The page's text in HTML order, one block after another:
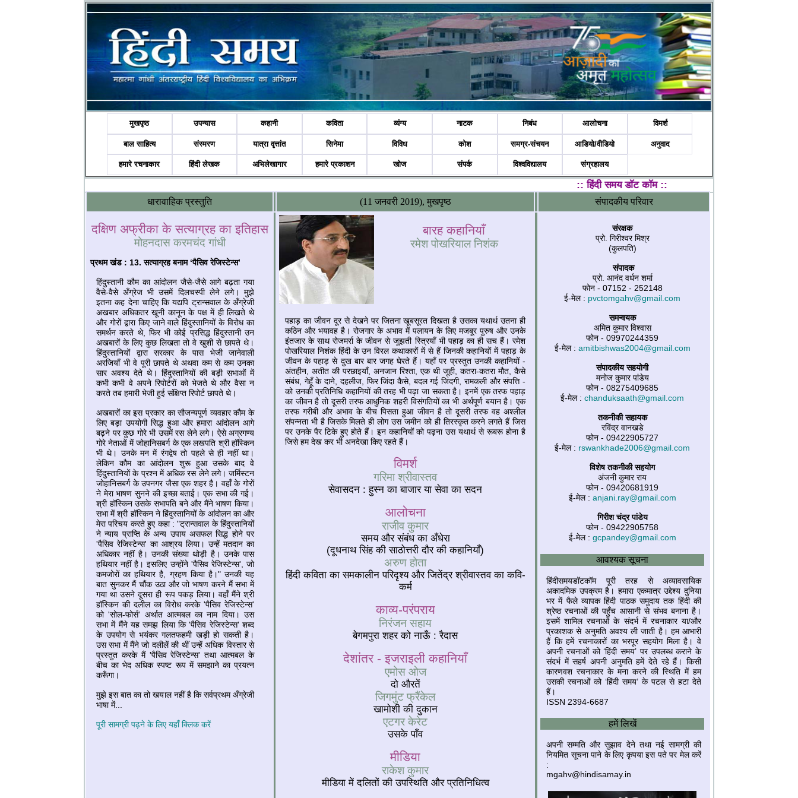
मुखपृष्ठ उपन्यास कहानी कविता व्यंग्य नाटक निबंध आलोचना विमर्श
बाल साहित्य संस्मरण यात्रा वृत्तांत सिनेमा विविध कोश समग्र-संचयन आडियो/वीडियो अनुवाद
हमारे रचनाकार हिंदी लेखक अभिलेखागार हमारे प्रकाशन खोज संपर्क विश्वविद्यालय संग्रहालय
::हिंदी समय डॉट कॉम::
धारावाहिक प्रस्तुति (11 जनवरी 2019), मुखपृष्ठ संपादकीय परिवार
दक्षिण अफ्रीका के सत्याग्रह का इतिहास
मोहनदास करमचंद गांधी
प्रथम खंड : 13. सत्‍याग्रह बनाम ‘पैसिव रेजिस्‍टेन्‍स’
हिंदुस्‍तानी कौम का आंदोलन जैसे-जैसे आगे बढ़ता गया
वैसे-वैसे अँग्रेज भी उसमें दिलचस्‍पी लेने लगे। मुझे
इतना कह देना चाहिए कि यद्यपि ट्रान्‍सवाल के अँग्रेजी
अखबार अधिकतर खूनी कानून के पक्ष में ही लिखते थे
और गोरों द्वारा किए जाने वाले हिंदुस्‍तानियों के विरोध का
समर्थन करते थे, फिर भी कोई प्रसिद्ध हिंदुस्‍तानी उन
अखबारों के लिए कुछ लिखता तो वे खुशी से छापते थे।
हिंदुस्‍तानियों द्वारा सरकार के पास भेजी जानेवाली
अरजियाँ भी वे पूरी छापते थे अथवा कम से कम उनका
सार अवश्‍य देते थे। हिंदुस्‍तानियों की बड़ी सभाओं में
कभी कभी वे अपने रिपोर्टरों को भेजते थे और वैसा न
करते तब हमारी भेजी हुई संक्षिप्‍त रिपोर्ट छापते थे।
अखबारों का इस प्रकार का सौजन्‍यपूर्ण व्‍यवहार कौम के
लिए बड़ा उपयोगी सिद्ध हुआ और हमारा आंदोलन आगे
बढ़ने पर कुछ गोरे भी उसमें रस लेने लगे। ऐसे अग्रगण्‍य
गोरे नेताओं में जोहानिसबर्ग के एक लखपति श्री हॉस्किन
भी थे। उनके मन में रंगद्वेष तो पहले से ही नहीं था।
लेकिन कौम का आंदोलन शुरू हुआ उसके बाद वे
हिंदुस्‍तानियों के प्रश्‍न में अधिक रस लेने लगे। जर्मिस्‍टन
जोहानिसबर्ग के उपनगर जैसा एक शहर है। वहाँ के गोरों
ने मेरा भाषण सुनने की इच्‍छा बताई। एक सभा की गई।
श्री हॉस्किन उसके सभापति बने और मैंने भाषण किया।
सभा में श्री हॉस्किन ने हिंदुस्‍तानियों के आंदोलन का और
मेरा परिचय करते हुए कहा : "ट्रान्‍सवाल के हिंदुस्‍तानियों
ने न्‍याय प्राप्ति के अन्‍य उपाय असफल सिद्ध होने पर
'पैसिव रेजिस्‍टेन्‍स' का आश्रय लिया। उन्‍हें मतदान का
अधिकार नहीं है। उनकी संख्‍या थोड़ी है। उनके पास
हथियार नहीं है। इसलिए उन्‍होंने 'पैसिव रेजिस्‍टेन्‍स', जो
कमजोरों का हथियार है, ग्रहण किया है।" उनकी यह
बात सुनकर मैं चौंक उठा और जो भाषण करने मैं सभा में
गया था उसने दूसरा ही रूप पकड़ लिया। वहाँ मैंने श्री
हॉस्किन की दलील का विरोध करके 'पैसिव रेजिस्‍टेन्‍स'
को 'सोल-फोर्स' अर्थात आत्‍मबल का नाम दिया। उस
सभा में मैंने यह समझ लिया कि 'पैसिव रेजिस्‍टेन्‍स' शब्‍द
के उपयोग से भयंकर गलतफहमी खड़ी हो सकती है।
उस सभा में मैंने जो दलीलें की थीं उन्‍हें अधिक विस्‍तार से
प्रस्‍तुत करके मैं 'पैसिव रेजिस्‍टेन्‍स' तथा आत्‍मबल के
बीच का भेद अधिक स्‍पष्‍ट रूप में समझाने का प्रयत्‍न
करूँगा।
मुझे इस बात का तो खयाल नहीं है कि सर्वप्रथम अँग्रेजी
भाषा में...
पूरी सामग्री पढ़ने के लिए यहाँ क्लिक करें
बारह कहानियाँ
रमेश पोखरियाल निशंक
पहाड़ का जीवन दूर से देखने पर जितना खूबसूरत दिखता है उसका यथार्थ उतना ही
कठिन और भयावह है। रोजगार के अभाव में पलायन के लिए मजबूर पुरुष और उनके
इंतजार के साथ रोजमर्रा के जीवन से जूझती स्त्रियाँ भी पहाड़ का ही सच हैं। रमेश
पोखरियाल निशंक हिंदी के उन विरल कथाकारों में से हैं जिनकी कहानियों में पहाड़ के
जीवन के पहाड़ से दुख बार बार जगह घेरते हैं। यहाँ पर प्रस्तुत उनकी कहानियों -
अंतहीन, अतीत की परछाइयाँ, अनजान रिश्ता, एक थी जूही, कतरा-कतरा मौत, कैसे
संबंध, गेहूँ के दाने, दहलीज, फिर जिंदा कैसे, बदल गई जिंदगी, रामकली और संपत्ति -
को उनकी प्रतिनिधि कहानियों की तरह भी पढ़ा जा सकता है। इनमें एक तरफ पहाड़
का जीवन है तो दूसरी तरफ आधुनिक शहरी विसंगतियों का भी अर्थपूर्ण बयान है। एक
तरफ गरीबी और अभाव के बीच पिसता हुआ जीवन है तो दूसरी तरफ वह अश्लील
संपन्नता भी है जिसके मिलते ही लोग उस जमीन को ही तिरस्कृत करने लगते हैं जिस
पर उनके पैर टिके हुए होते हैं। इन कहानियों को पढ़ना उस यथार्थ से रूबरू होना है
जिसे हम देख कर भी अनदेखा किए रहते हैं।
विमर्श
गरिमा श्रीवास्तव
सेवासदन : हुस्न का बाजार या सेवा का सदन
आलोचना
राजीव कुमार
समय और संबंध का अँधेरा
(दूधनाथ सिंह की साठोत्तरी दौर की कहानियाँ)
अरुण होता
हिंदी कविता का समकालीन परिदृश्य और जितेंद्र श्रीवास्तव का कवि-
कर्म
काव्य-परंपराय
निरंजन सहाय
बेगमपुरा शहर को नाऊँ : रैदास
देशांतर - इजराइली कहानियाँ
एमोस ओज
दो औरतें
जिगमुंट फ्रैंकेल
खामोशी की दुकान
एटगर केरेट
उसके पाँव
मीडिया
राकेश कुमार
मीडिया में दलितों की उपस्थिति और प्रतिनिधित्व
संरक्षक
प्रो. गिरीश्‍वर मिश्र
(कुलपति)
संपादक
प्रो. आनंद वर्धन शर्मा
फोन - 07152 - 252148
ई-मेल : pvctomgahv@gmail.com
समन्वयक
अमित कुमार विश्वास
फोन - 09970244359
ई-मेल : amitbishwas2004@gmail.com
संपादकीय सहयोगी
मनोज कुमार पांडेय
फोन - 08275409685
ई-मेल : chanduksaath@gmail.com
तकनीकी सहायक
रविंद्र वानखडे
फोन - 09422905727
ई-मेल : rswankhade2006@gmail.com
विशेष तकनीकी सहयोग
अंजनी कुमार राय
फोन - 09420681919
ई-मेल : anjani.ray@gmail.com
गिरीश चंद्र पांडेय
फोन - 09422905758
ई-मेल : gcpandey@gmail.com
आवश्यक सूचना
हिंदीसमयडॉटकॉम पूरी तरह से अव्यावसायिक
अकादमिक उपक्रम है। हमारा एकमात्र उद्देश्य दुनिया
भर में फैले व्यापक हिंदी पाठक समुदाय तक हिंदी की
श्रेष्ठ रचनाओं की पहुँच आसानी से संभव बनाना है।
इसमें शामिल रचनाओं के संदर्भ में रचनाकार या/और
प्रकाशक से अनुमति अवश्य ली जाती है। हम आभारी
हैं कि हमें रचनाकारों का भरपूर सहयोग मिला है। वे
अपनी रचनाओं को ‘हिंदी समय’ पर उपलब्ध कराने के
संदर्भ में सहर्ष अपनी अनुमति हमें देते रहे हैं। किसी
कारणवश रचनाकार के मना करने की स्थिति में हम
उसकी रचनाओं को ‘हिंदी समय’ के पटल से हटा देते
हैं।
ISSN 2394-6687
हमें लिखें
अपनी सम्मति और सुझाव देने तथा नई सामग्री की
नियमित सूचना पाने के लिए कृपया इस पते पर मेल करें
:
mgahv@hindisamay.in